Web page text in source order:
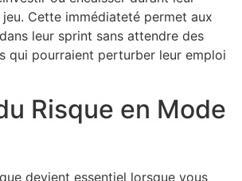
Cette immédiateté permet aux
leur sprint sans attendre des
qui pourraient perturber leur emploi
Risque en Mode
devient essentiel lorsque vous